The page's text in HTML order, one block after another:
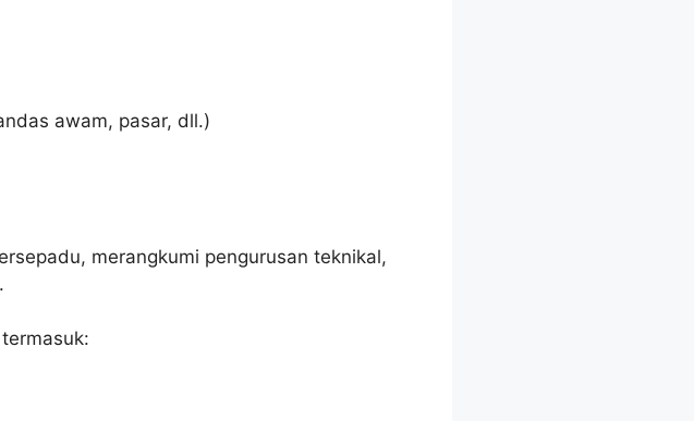
awam, pasar, dll.)
merangkumi pengurusan teknikal,